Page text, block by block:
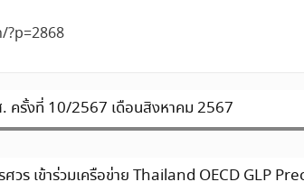
. ครั้งที่ 10/2567 เดือนสิงหาคม 2567
ศวร เข้าร่วมเครือข่าย Thailand OECD GLP